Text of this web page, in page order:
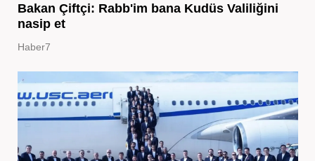
Bakan Çiftçi: Rabb'im bana Kudüs Valiliğini
nasip et
Haber7